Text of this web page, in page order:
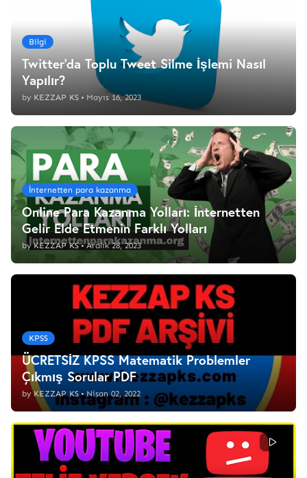
Bilgi
Twitter'da Toplu Tweet Silme İşlemi Nasıl
Yapılır?
by KEZZAP KS • Mayıs 16, 2023
İnternetten para kazanma
Online Para Kazanma Yolları: İnternetten
Gelir Elde Etmenin Farklı Yolları
by KEZZAP KS • Aralık 28, 2023
KPSS
ÜCRETSİZ KPSS Matematik Problemler
Çıkmış Sorular PDF
by KEZZAP KS • Nisan 02, 2022